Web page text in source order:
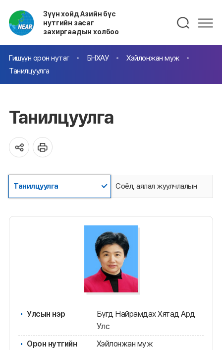
Зүүн хойд Азийн бүс
нутгийн засаг
захиргаадын холбоо
Гишүүн орон нутаг БНХАУ
Хэйлонжан муж
Танилцуулга
Танилцуулга
Танилцуулга Соёл, аялал жуулчлалын
Улсын нэр
Бүгд Найрамдах Хятад Ард
Улс
Орон нутгийн
Хэйлонжан муж